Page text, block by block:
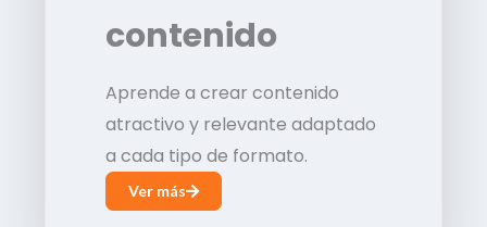
contenido
Aprende a crear contenido
atractivo y relevante adaptado
a cada tipo de formato.
Ver más